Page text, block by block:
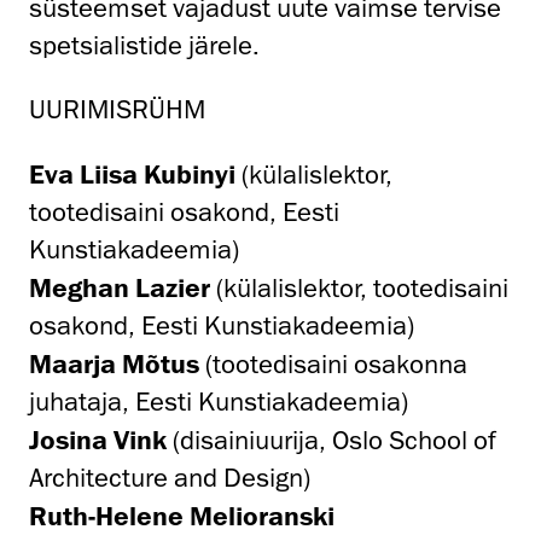
süsteemset vajadust uute vaimse tervise
spetsialistide järele.
UURIMISRÜHM
Eva Liisa Kubinyi (külalislektor,
tootedisaini osakond, Eesti
Kunstiakadeemia)
Meghan Lazier (külalislektor, tootedisaini
osakond, Eesti Kunstiakadeemia)
Maarja Mõtus (tootedisaini osakonna
juhataja, Eesti Kunstiakadeemia)
Josina Vink (disainiuurija, Oslo School of
Architecture and Design)
Ruth-Helene Melioranski